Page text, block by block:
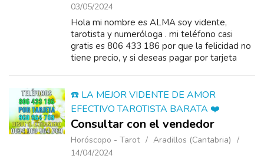
03/05/2024
Hola mi nombre es ALMA soy vidente,
tarotista y numeróloga . mi teléfono casi
gratis es 806 433 186 por que la felicidad no
tiene precio, y si deseas pagar por tarjeta
☎️ LA MEJOR VIDENTE DE AMOR
EFECTIVO TAROTISTA BARATA ❤️
Consultar con el vendedor
Horóscopo - Tarot
Aradillos (Cantabria)
14/04/2024